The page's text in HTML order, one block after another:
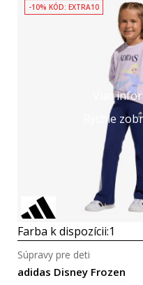
Viac
Rýchle
-10% KÓD: EXTRA10
Farba k dispozícii:1
adidas Disney Frozen
Súpravy pre deti